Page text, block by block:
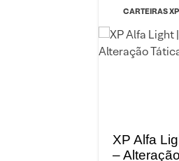
CARTEIRAS
XP Alfa
–